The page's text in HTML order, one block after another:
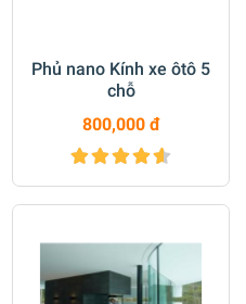
Phủ nano Kính xe ôtô 5
chỗ
800,000 đ